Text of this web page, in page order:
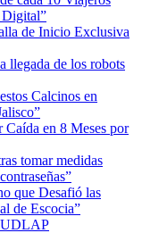
Digital”
de Inicio Exclusiva
llegada de los robots
Calcinos en
en 8 Meses por
tomar medidas
que Desafió las
de Escocia”
UDLAP